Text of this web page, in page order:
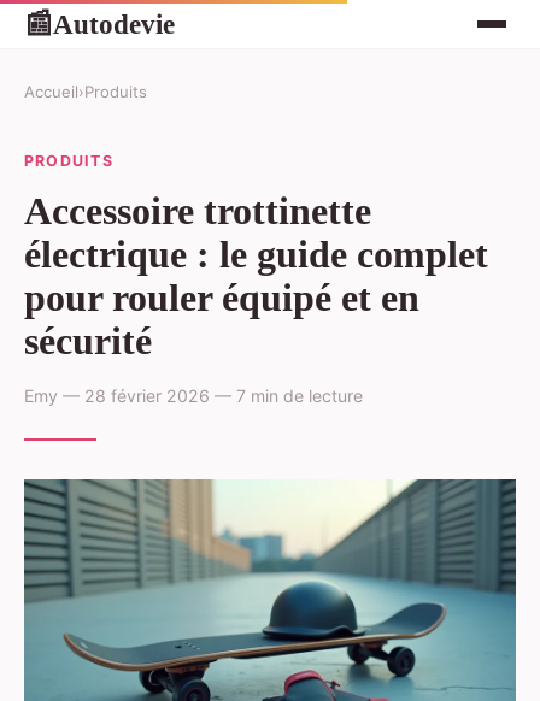
📰Autodevie
Accueil›Produits
PRODUITS
Accessoire trottinette
électrique : le guide complet
pour rouler équipé et en
sécurité
Emy — 28 février 2026 — 7 min de lecture